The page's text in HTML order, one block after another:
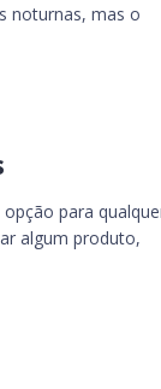
noturnas, mas o
para
algum produto,